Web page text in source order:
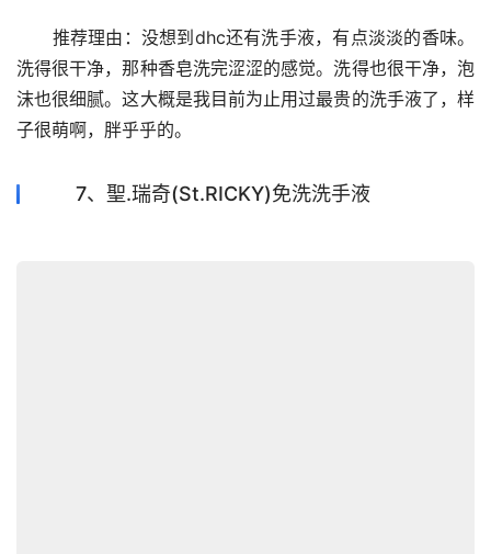
推荐理由：没想到dhc还有洗手液，有点淡淡的香味。
洗得很干净，那种香皂洗完涩涩的感觉。洗得也很干净，泡
沫也很细腻。这大概是我目前为止用过最贵的洗手液了，样
子很萌啊，胖乎乎的。
7、聖.瑞奇(St.RICKY)免洗洗手液